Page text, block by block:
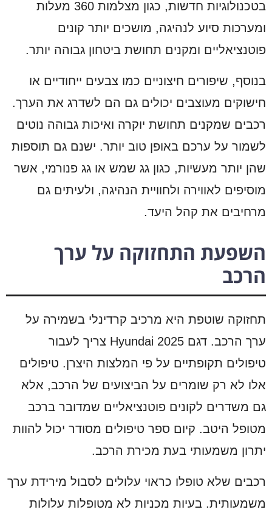
בטכנולוגיות חדשות, כגון מצלמות 360 מעלות
ומערכות סיוע לנהיגה, מושכים יותר קונים
פוטנציאליים ומקנים תחושת ביטחון גבוהה יותר.
בנוסף, שיפורים חיצוניים כמו צבעים ייחודיים או
חישוקים מעוצבים יכולים גם הם לשדרג את הערך.
רכבים שמקנים תחושת יוקרה ואיכות גבוהה נוטים
לשמור על ערכם באופן טוב יותר. ישנם גם תוספות
שהן יותר מעשיות, כגון גג שמש או גג פנורמי, אשר
מוסיפים לאווירה ולחוויית הנהיגה, ולעיתים גם
מרחיבים את קהל היעד.
השפעת התחזוקה על ערך
הרכב
תחזוקה שוטפת היא מרכיב קרדינלי בשמירה על
ערך הרכב. דגם Hyundai 2025 צריך לעבור
טיפולים תקופתיים על פי המלצות היצרן. טיפולים
אלו לא רק שומרים על הביצועים של הרכב, אלא
גם משדרים לקונים פוטנציאליים שמדובר ברכב
מטופל היטב. קיום ספר טיפולים מסודר יכול להוות
יתרון משמעותי בעת מכירת הרכב.
רכבים שלא טופלו כראוי עלולים לסבול מירידת ערך
משמעותית. בעיות מכניות לא מטופלות עלולות